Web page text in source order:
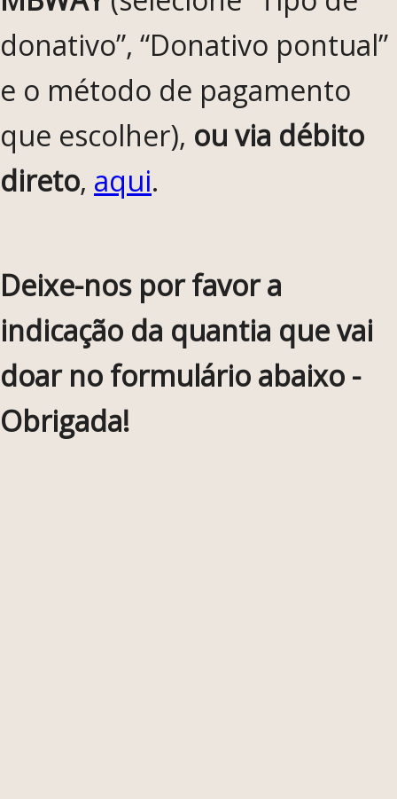
donativo”, “Donativo pontual”
e o método de pagamento
que escolher), ou via débito
direto, aqui.
Deixe-nos por favor a
indicação da quantia que vai
doar no formulário abaixo -
Obrigada!